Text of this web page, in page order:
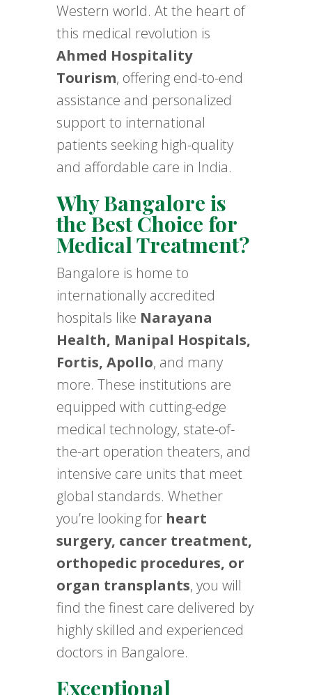
Western world. At the heart of
this medical revolution is
Ahmed Hospitality
Tourism, offering end-to-end
assistance and personalized
support to international
patients seeking high-quality
and affordable care in India.
Why Bangalore is
the Best Choice for
Medical Treatment?
Bangalore is home to
internationally accredited
hospitals like Narayana
Health, Manipal Hospitals,
Fortis, Apollo, and many
more. These institutions are
equipped with cutting-edge
medical technology, state-of-
the-art operation theaters, and
intensive care units that meet
global standards. Whether
you’re looking for heart
surgery, cancer treatment,
orthopedic procedures, or
organ transplants, you will
find the finest care delivered by
highly skilled and experienced
doctors in Bangalore.
Exceptional